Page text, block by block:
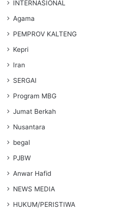
INTERNASIONAL
Agama
PEMPROV KALTENG
Kepri
Iran
SERGAI
Program MBG
Jumat Berkah
Nusantara
begal
PJBW
Anwar Hafid
NEWS MEDIA
HUKUM/PERISTIWA